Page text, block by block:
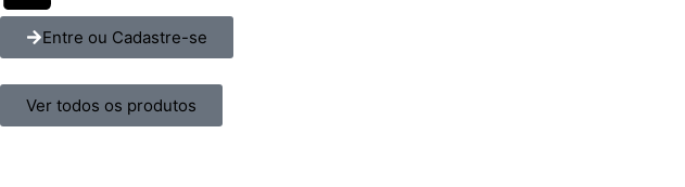
Entre ou Cadastre-se
Ver todos os produtos